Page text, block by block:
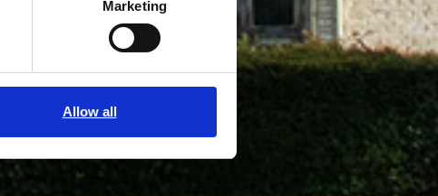
Marketing
Allow all